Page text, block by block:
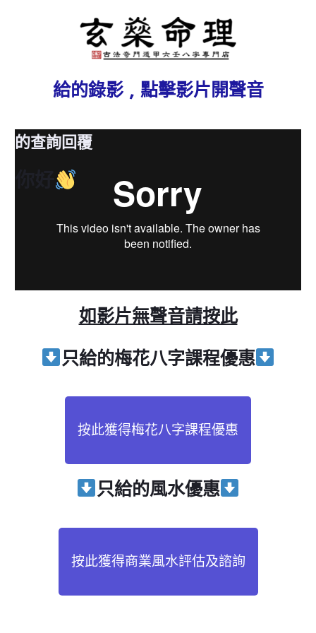
給的錄影 , 點擊影片開聲音
的查詢回覆
如影片無聲音請按此
只給的梅花八字課程優惠
按此獲得梅花八字課程優惠
只給的風水優惠
按此獲得商業風水評估及諮詢